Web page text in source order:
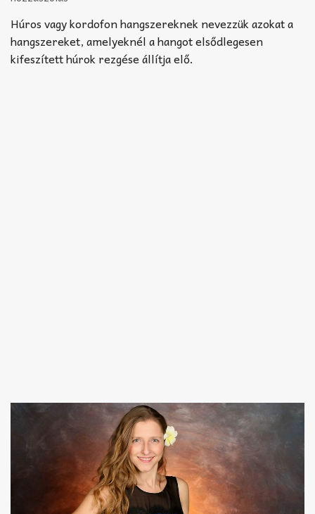
TABok
Improvizáció
Húros vagy kordofon hangszereknek nevezzük azokat a
hangszereket, amelyeknél a hangot elsődlegesen
kifeszített húrok rezgése állítja elő.